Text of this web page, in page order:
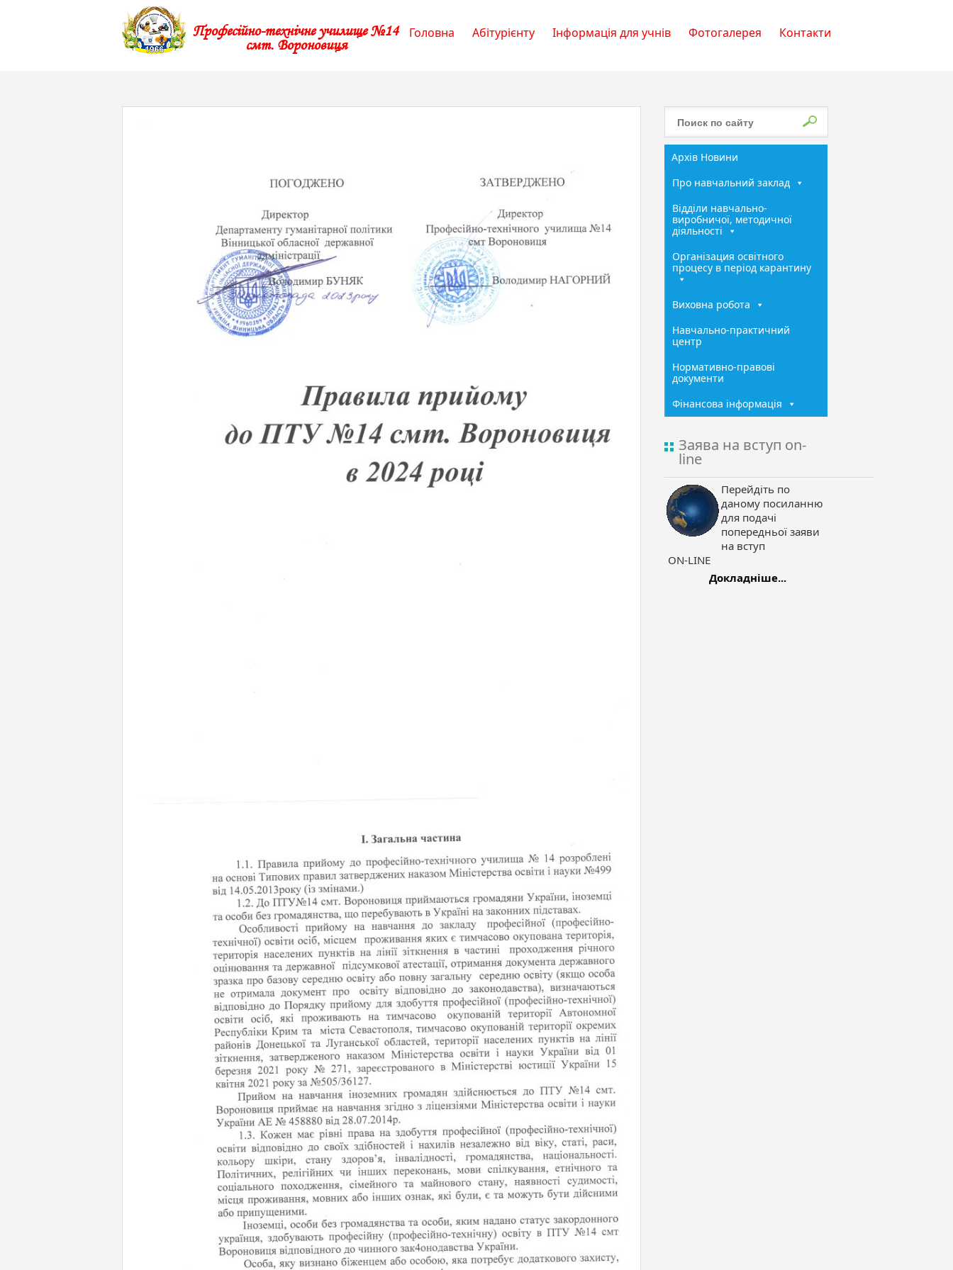
Професійно-технічне училище №14
смт. Вороновиця
Головна Абітурієнту Інформація для учнів Фотогалерея Контакти
Архів Новини
Про навчальний заклад
Відділи навчально-
виробничої, методичної
діяльності
Організация освітного
процесу в період карантину
Виховна робота
Навчально-практичний
центр
Нормативно-правові
документи
Фінансова інформація
Заява на вступ on-
line
Перейдіть по
даному посиланню
для подачі
попередньої заяви
на вступ
ON-LINE
Докладніше...